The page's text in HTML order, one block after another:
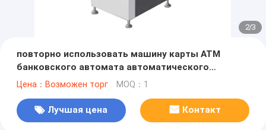
2/3
повторно использовать машину карты ATM
банковского автомата автоматического
рассказчика машины депозита наличных денег
Цена：Возможен торг MOQ：1
Лучшая цена Контакт